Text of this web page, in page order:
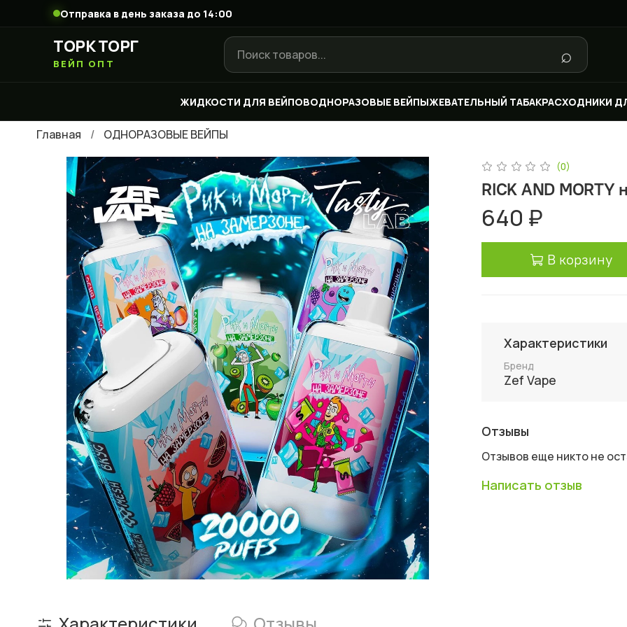
Отправка в день заказа до 14:00
ТОРК ТОРГ
ВЕЙП ОПТ ⌕
ЖИДКОСТИ ДЛЯ ВЕЙПОВОДНОРАЗОВЫЕ ВЕЙПЫЖЕВАТЕЛЬНЫЙ ТАБАКРАСХОДНИКИ
Главная ОДНОРАЗОВЫЕ ВЕЙПЫ
(0)
RICK AND MORTY
640 ₽
В корзину
Характеристики
Бренд
Zef Vape
Отзывы
Отзывов еще никто не
Написать отзыв